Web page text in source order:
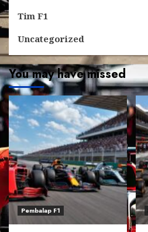
Tim F1
Uncategorized
You may have missed
Pembalap F1